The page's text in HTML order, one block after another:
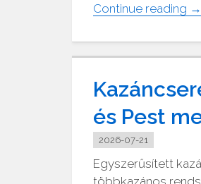
Continue reading →
és Pest
2026-07-21
Egyszerűsített
többkazános